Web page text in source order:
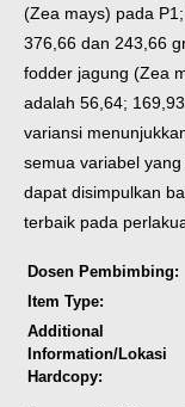
(Zea mays) pada
376,66 dan 243,66
fodder jagung (Zea
adalah 56,64;
variansi
semua variabel
dapat disimpulkan
terbaik pada
Dosen Pembimbing:
Item Type:
Additional
Information/Lokasi
Hardcopy: